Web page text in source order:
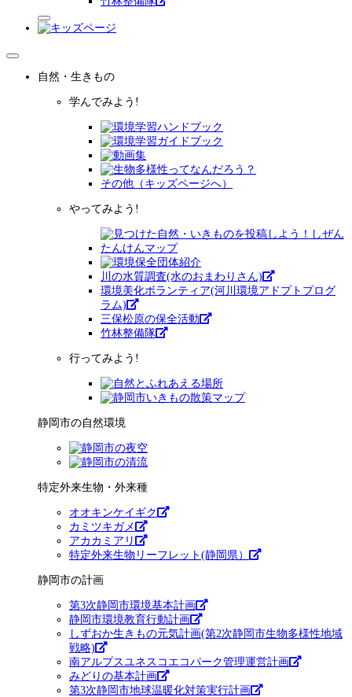
自然・生きもの
学んでみよう!
その他（キッズページへ）
やってみよう!
川の水質調査(水のおまわりさん)
環境美化ボランティア(河川環境アドプトプログ
ラム)
三保松原の保全活動
竹林整備隊
行ってみよう!
静岡市の自然環境
特定外来生物・外来種
オオキンケイギク
カミツキガメ
アカカミアリ
特定外来生物リーフレット(静岡県）
静岡市の計画
第3次静岡市環境基本計画
静岡市環境教育行動計画
しずおか生きもの元気計画(第2次静岡市生物多様性地域
戦略)
南アルプスユネスコエコパーク管理運営計画
みどりの基本計画
第3次静岡市地球温暖化対策実行計画